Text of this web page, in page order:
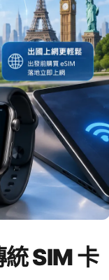
SIM 卡